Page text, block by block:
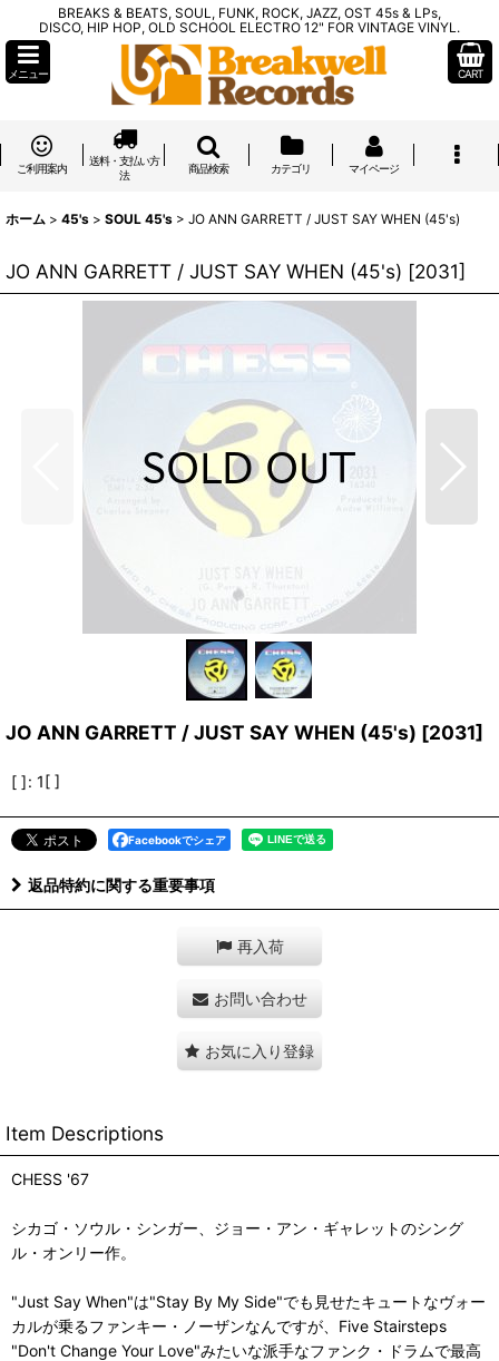
BREAKS & BEATS, SOUL, FUNK, ROCK, JAZZ, OST 45s & LPs,
DISCO, HIP HOP, OLD SCHOOL ELECTRO 12" FOR VINTAGE VINYL.
メニュー CART
ご利用案内
送料・支払い方
法
商品検索 カテゴリ マイページ
ホーム > 45's > SOUL 45's > JO ANN GARRETT / JUST SAY WHEN (45's)
JO ANN GARRETT / JUST SAY WHEN (45's) [2031]
JO ANN GARRETT / JUST SAY WHEN (45's) [2031]
[ ]: 1[ ]
Facebookでシェア
返品特約に関する重要事項
再入荷
お問い合わせ
お気に入り登録
Item Descriptions
CHESS '67
シカゴ・ソウル・シンガー、ジョー・アン・ギャレットのシング
ル・オンリー作。
"Just Say When"は"Stay By My Side"でも見せたキュートなヴォー
カルが乗るファンキー・ノーザンなんですが、Five Stairsteps
"Don't Change Your Love"みたいな派手なファンク・ドラムで最高